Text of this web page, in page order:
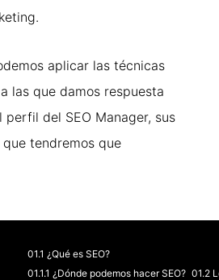
aplicar las técnicas
las que damos respuesta
perfil del SEO Manager, sus
tendremos que
01.1 ¿Qué es SEO?
01.1.1 ¿Dónde podemos hacer SEO? 01.2